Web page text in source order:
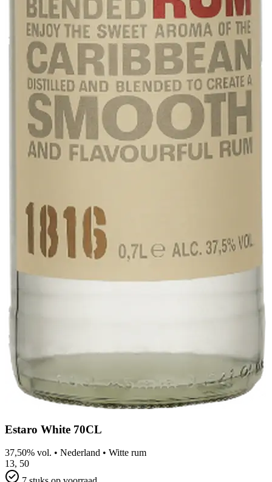
Estaro White 70CL
37,50% vol. • Nederland • Witte rum
13, 50